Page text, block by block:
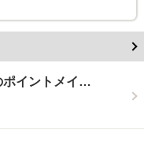
ポイントメイ…